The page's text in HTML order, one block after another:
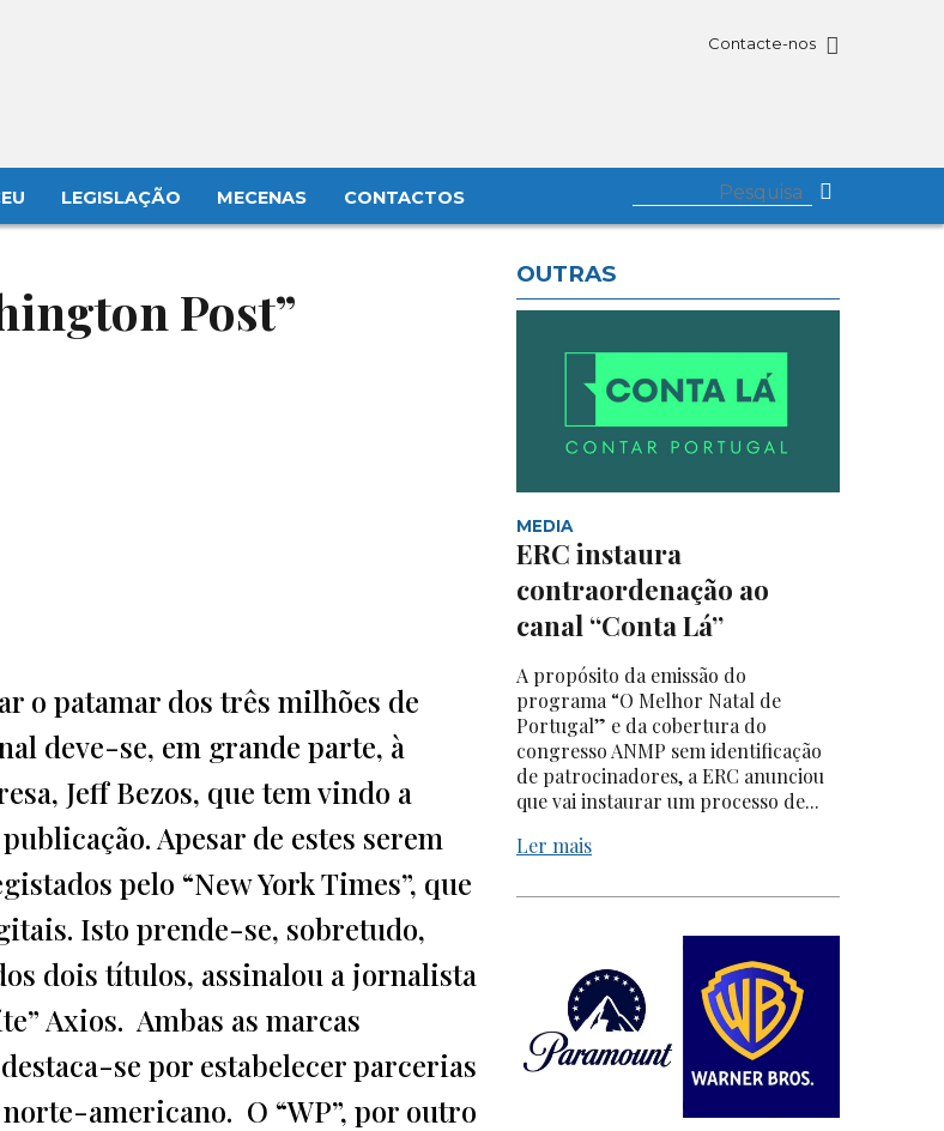
Contacte-nos
LEGISLAÇÃO MECENAS CONTACTOS
Post”
o patamar dos três milhões de
deve-se, em grande parte, à
Jeff Bezos, que tem vindo a
Apesar de estes serem
pelo “New York Times”, que
Isto prende-se, sobretudo,
dois títulos, assinalou a jornalista
Axios. Ambas as marcas
se por estabelecer parcerias
americano. O “WP”, por outro
OUTRAS
MEDIA
ERC instaura
contraordenação ao
canal “Conta Lá”
A propósito da emissão do
programa “O Melhor Natal de
Portugal” e da cobertura do
congresso ANMP sem identificação
de patrocinadores, a ERC anunciou
que vai instaurar um processo de...
Ler mais